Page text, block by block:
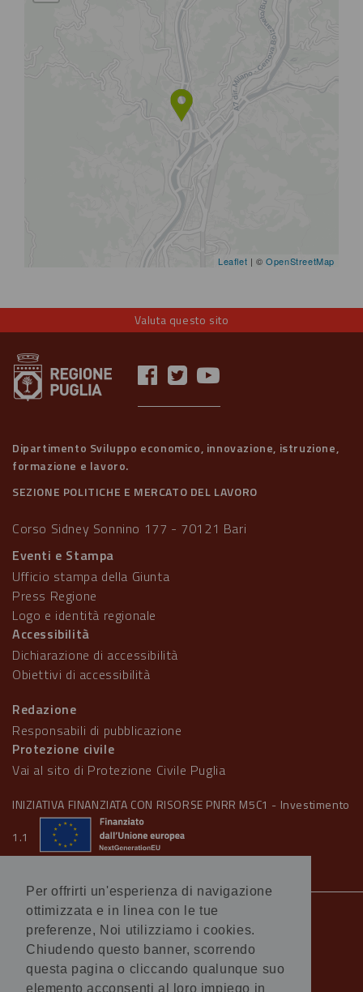
Per offrirti un'esperienza di navigazione
ottimizzata e in linea con le tue
preferenze, Noi utilizziamo i cookies.
Chiudendo questo banner, scorrendo
questa pagina o cliccando qualunque suo
elemento acconsenti al loro impiego in
Leaflet | ©OpenStreetMap
Valuta questo sito
Dipartimento Sviluppo economico, innovazione, istruzione,
formazione e lavoro.
SEZIONE POLITICHE E MERCATO DEL LAVORO
Corso Sidney Sonnino 177 - 70121 Bari
Eventi e Stampa
Ufficio stampa della Giunta
Press Regione
Logo e identità regionale
Accessibilità
Dichiarazione di accessibilità
Obiettivi di accessibilità
Redazione
Responsabili di pubblicazione
Protezione civile
Vai al sito di Protezione Civile Puglia
INIZIATIVA FINANZIATA CON RISORSE PNRR M5C1 - Investimento
1.1
Note legali
Informativa Cookie
Informativa Privacy
Amministrazione trasparente